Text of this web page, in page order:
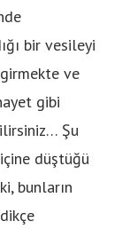
bir vesileyi
ve
gibi
Şu
düştüğü
bunların